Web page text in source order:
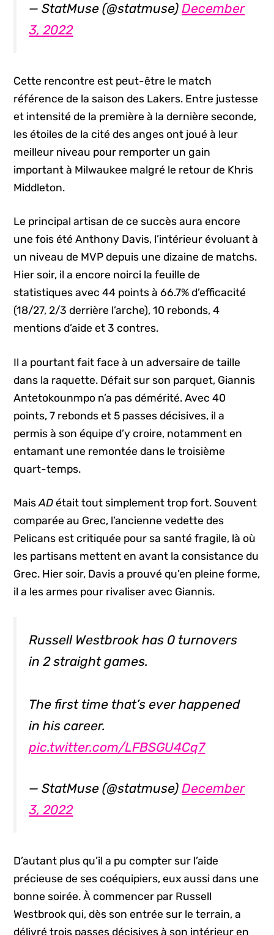
— StatMuse (@statmuse)December
3, 2022
Cette rencontre est peut-être le match
référence de la saison des Lakers. Entre justesse
et intensité de la première à la dernière seconde,
les étoiles de la cité des anges ont joué à leur
meilleur niveau pour remporter un gain
important à Milwaukee malgré le retour de Khris
Middleton.
Le principal artisan de ce succès aura encore
une fois été Anthony Davis, l’intérieur évoluant à
un niveau de MVP depuis une dizaine de matchs.
Hier soir, il a encore noirci la feuille de
statistiques avec 44 points à 66.7% d’efficacité
(18/27, 2/3 derrière l’arche), 10 rebonds, 4
mentions d’aide et 3 contres.
Il a pourtant fait face à un adversaire de taille
dans la raquette. Défait sur son parquet, Giannis
Antetokounmpo n’a pas démérité. Avec 40
points, 7 rebonds et 5 passes décisives, il a
permis à son équipe d’y croire, notamment en
entamant une remontée dans le troisième
quart-temps.
MaisAD était tout simplement trop fort. Souvent
comparée au Grec, l’ancienne vedette des
Pelicans est critiquée pour sa santé fragile, là où
les partisans mettent en avant la consistance du
Grec. Hier soir, Davis a prouvé qu’en pleine forme,
il a les armes pour rivaliser avec Giannis.
Russell Westbrook has 0 turnovers
in 2 straight games.
The first time that’s ever happened
in his career.
pic.twitter.com/LFBSGU4Cq7
— StatMuse (@statmuse)December
3, 2022
D’autant plus qu’il a pu compter sur l’aide
précieuse de ses coéquipiers, eux aussi dans une
bonne soirée. À commencer par Russell
Westbrook qui, dès son entrée sur le terrain, a
délivré trois passes décisives à son intérieur en